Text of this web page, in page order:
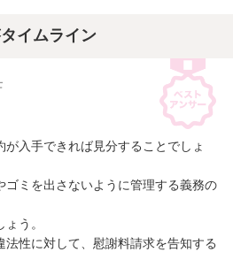
イムライン
が入手できれば見分することでしょ
ゴミを出さないように管理する義務の
う。
性に対して、慰謝料請求を告知する